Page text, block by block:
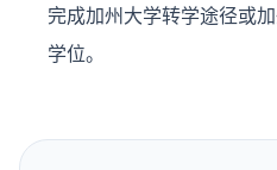
完成加州大学转学途径或
学位。